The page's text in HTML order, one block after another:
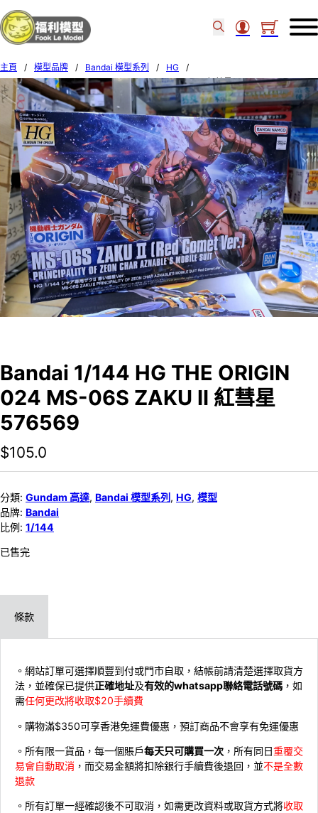
主頁 / 模型品牌 / Bandai 模型系列 / HG
/
Bandai 1/144 HG THE ORIGIN 024 MS-06S ZAKU II 紅彗星 576569
Bandai 1/144 HG THE ORIGIN
024 MS-06S ZAKU II 紅彗星
576569
$105.0
分類: Gundam 高達, Bandai 模型系列 , HG, 模型
品牌: Bandai
比例: 1/144
已售完
條款
。網站訂單可選擇順豐到付或門市自取，結帳前請清楚選擇取貨方
法，並確保已提供正確地址及有效的whatsapp聯絡電話號碼 ，如
需任何更改將收取$20手續費
。購物滿$350可享香港免運費優惠，預訂商品不會享有免運優惠
。所有限一貨品，每一個賬戶每天只可購買一次 ，所有同日重覆交
易會自動取消 ，而交易金額將扣除銀行手續費後退回，並不是全數
退款
。所有訂單一經確認後不可取消，如需更改資料或取貨方式將收取